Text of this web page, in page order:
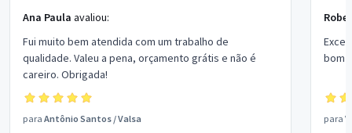
Ana Paula avaliou:
Fui muito bem atendida com um trabalho de
qualidade. Valeu a pena, orçamento grátis e não é
careiro. Obrigada!
para Antônio Santos /Valsa
bom
para